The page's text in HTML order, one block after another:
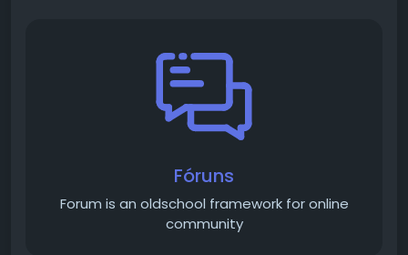
Fóruns
Forum is an old­school framework for online
community